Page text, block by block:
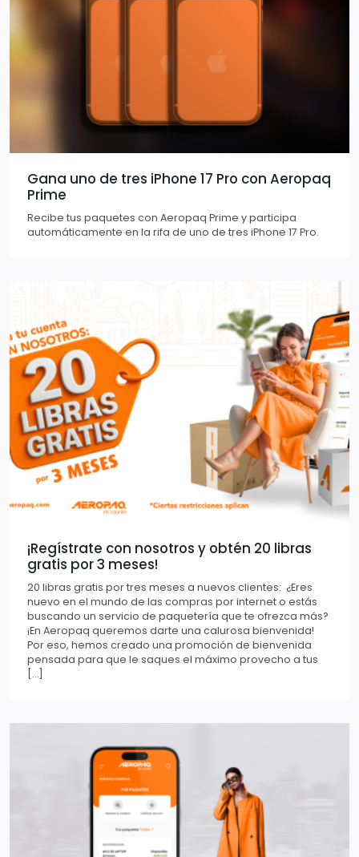
Gana uno de tres iPhone 17 Pro con Aeropaq
Prime
Recibe tus paquetes con Aeropaq Prime y participa
automáticamente en la rifa de uno de tres iPhone 17 Pro.
¡Regístrate con nosotros y obtén 20 libras
gratis por 3 meses!
20 libras gratis por tres meses a nuevos clientes: ¿Eres
nuevo en el mundo de las compras por internet o estás
buscando un servicio de paquetería que te ofrezca más?
¡En Aeropaq queremos darte una calurosa bienvenida!
Por eso, hemos creado una promoción de bienvenida
pensada para que le saques el máximo provecho a tus
[…]